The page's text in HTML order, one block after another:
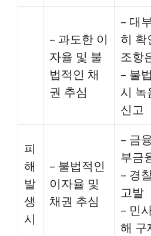
– 과도한 이
자율 및 불
법적인 채
권 추심
– 대
히 확
조항
– 불
시 녹
신고
피
해
발
생
시
– 불법적인
이자율 및
채권 추심
– 금
부금
– 경
고발
– 민
해 구